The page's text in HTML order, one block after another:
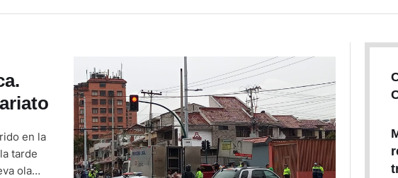
en la
tarde
ola